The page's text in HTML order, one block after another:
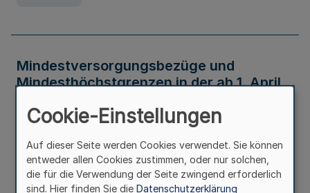
Mindestversorgungsbezüge und
Mindesthöchstgrenzen in der ab 1. April
Verwaltungsvorschrift
Cookie-Einstellungen
Auf dieser Seite werden Cookies verwendet. Sie können
entweder allen Cookies zustimmen, oder nur solchen,
die für die Verwendung der Seite zwingend erforderlich
sind. Hier finden Sie die Datenschutzerklärung